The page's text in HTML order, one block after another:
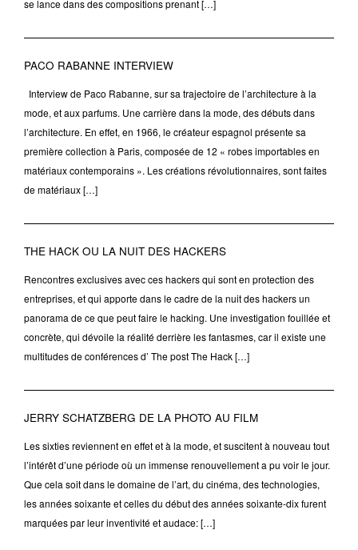
se lance dans des compositions prenant […]
PACO RABANNE INTERVIEW
Interview de Paco Rabanne, sur sa trajectoire de l’architecture à la
mode, et aux parfums. Une carrière dans la mode, des débuts dans
l’architecture. En effet, en 1966, le créateur espagnol présente sa
première collection à Paris, composée de 12 « robes importables en
matériaux contemporains ». Les créations révolutionnaires, sont faites
de matériaux […]
THE HACK OU LA NUIT DES HACKERS
Rencontres exclusives avec ces hackers qui sont en protection des
entreprises, et qui apporte dans le cadre de la nuit des hackers un
panorama de ce que peut faire le hacking. Une investigation fouillée et
concrète, qui dévoile la réalité derrière les fantasmes, car il existe une
multitudes de conférences d’ The post The Hack […]
JERRY SCHATZBERG DE LA PHOTO AU FILM
Les sixties reviennent en effet et à la mode, et suscitent à nouveau tout
l’intérêt d’une période où un immense renouvellement a pu voir le jour.
Que cela soit dans le domaine de l’art, du cinéma, des technologies,
les années soixante et celles du début des années soixante-dix furent
marquées par leur inventivité et audace: […]